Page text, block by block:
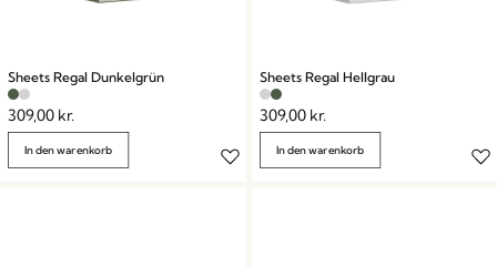
Sheets Regal Dunkelgrün
309,00 kr.
In den warenkorb
Sheets Regal Hellgrau
309,00 kr.
In den warenkorb